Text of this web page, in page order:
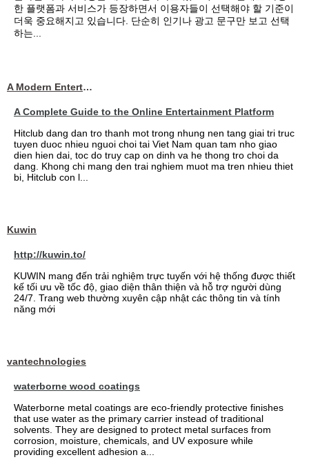
한 플랫폼과 서비스가 등장하면서 이용자들이 선택해야 할 기준이
더욱 중요해지고 있습니다. 단순히 인기나 광고 문구만 보고 선택
하는...
A Modern Entertainment Platform Bringing
A Complete Guide to the Online Entertainment Platform
Hitclub dang dan tro thanh mot trong nhung nen tang giai tri truc
tuyen duoc nhieu nguoi choi tai Viet Nam quan tam nho giao
dien hien dai, toc do truy cap on dinh va he thong tro choi da
dang. Khong chi mang den trai nghiem muot ma tren nhieu thiet
bi, Hitclub con l...
Kuwin
http://kuwin.to/
KUWIN mang đến trải nghiệm trực tuyến với hệ thống được thiết
kế tối ưu về tốc độ, giao diện thân thiện và hỗ trợ người dùng
24/7. Trang web thường xuyên cập nhật các thông tin và tính
năng mới
vantechnologies
waterborne wood coatings
Waterborne metal coatings are eco-friendly protective finishes
that use water as the primary carrier instead of traditional
solvents. They are designed to protect metal surfaces from
corrosion, moisture, chemicals, and UV exposure while
providing excellent adhesion a...